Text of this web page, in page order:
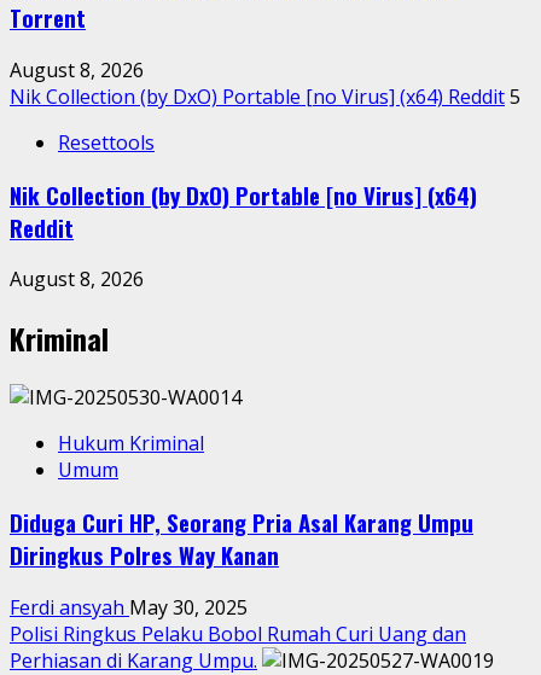
Tоrrеnt
August 8, 2026
Nik Collection (by DxO) Portable [no Virus] (x64) Reddit5
Resettools
Nik Collection (by DxO) Portable [no Virus] (x64)
Reddit
August 8, 2026
Kriminal
Hukum Kriminal
Umum
Diduga Curi HP, Seorang Pria Asal Karang Umpu
Diringkus Polres Way Kanan
Ferdi ansyah May 30, 2025
Polisi Ringkus Pelaku Bobol Rumah Curi Uang dan
Perhiasan di Karang Umpu.